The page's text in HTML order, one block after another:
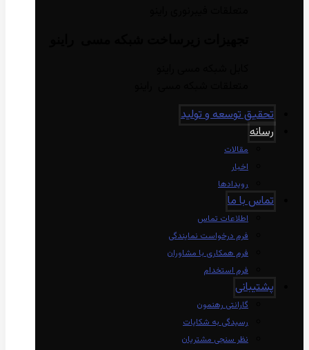
تحقیق توسعه و تولید
رسانه
مقالات
اخبار
رویدادها
تماس با ما
اطلاعات تماس
فرم درخواست نمایندگی
فرم همکاری با مشاوران
فرم استخدام
پشتیبانی
گارانتی رهنمون
رسیدگی به شکایات
نظر سنجی مشتریان